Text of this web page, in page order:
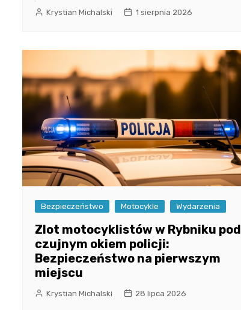
Krystian Michalski 1 sierpnia 2026
Bezpieczeństwo Motocykle Wydarzenia
Zlot motocyklistów w Rybniku pod
czujnym okiem policji:
Bezpieczeństwo na pierwszym
miejscu
Krystian Michalski 28 lipca 2026